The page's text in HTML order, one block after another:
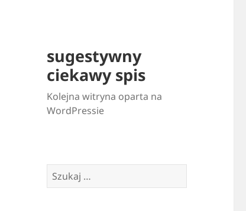
sugestywny
ciekawy spis
Kolejna witryna oparta na
WordPressie
Szukaj: